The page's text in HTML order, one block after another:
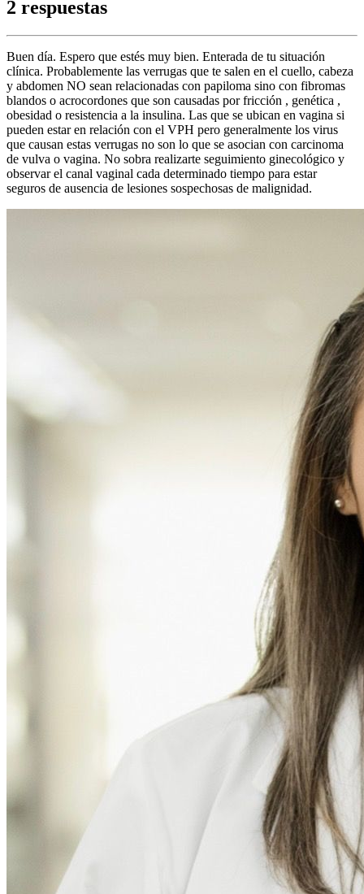
2 respuestas
Buen día. Espero que estés muy bien. Enterada de tu situación
clínica. Probablemente las verrugas que te salen en el cuello, cabeza
y abdomen NO sean relacionadas con papiloma sino con fibromas
blandos o acrocordones que son causadas por fricción , genética ,
obesidad o resistencia a la insulina. Las que se ubican en vagina si
pueden estar en relación con el VPH pero generalmente los virus
que causan estas verrugas no son lo que se asocian con carcinoma
de vulva o vagina. No sobra realizarte seguimiento ginecológico y
observar el canal vaginal cada determinado tiempo para estar
seguros de ausencia de lesiones sospechosas de malignidad.